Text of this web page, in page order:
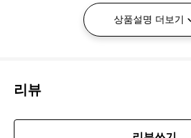
상품설명 더보기
리뷰